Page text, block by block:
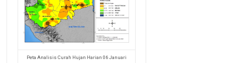
Peta Analisis Curah Hujan Harian 06 Januari